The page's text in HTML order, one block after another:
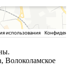
Волоколамское